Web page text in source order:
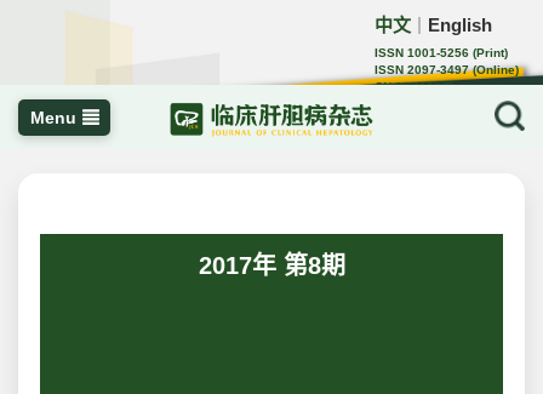
中文 English
ISSN 1001-5256 (Print)
ISSN 2097-3497 (Online)
CN 22-1108/R
Menu
2017年 第8期